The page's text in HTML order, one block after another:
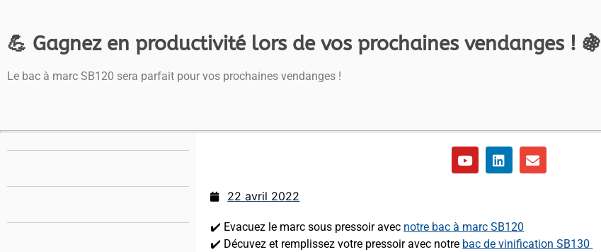
💪 Gagnez en productivité lors de vos prochaines vendanges ! 🍇
Le bac à marc SB120 sera parfait pour vos prochaines vendanges !
22 avril 2022
✔️ Evacuez le marc sous pressoir avec notre bac à marc SB120
✔️ Décuvez et remplissez votre pressoir avec notre bac de vinification SB130